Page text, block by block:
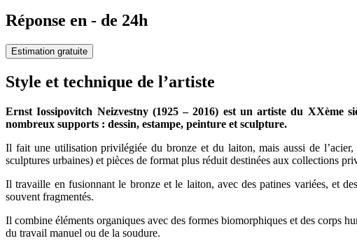
Réponse en - de 24h
Estimation gratuite
Style et technique de l’artiste
Ernst Iossipovitch Neizvestny (1925 – 2016) est un artiste du XXème
nombreux supports : dessin, estampe, peinture et sculpture.
Il fait une utilisation privilégiée du bronze et du laiton, mais aussi de
sculptures urbaines) et pièces de format plus réduit destinées aux collections
Il travaille en fusionnant le bronze et le laiton, avec des patines variées, et
souvent fragmentés.
Il combine éléments organiques avec des formes biomorphiques et des corps
du travail manuel ou de la soudure.